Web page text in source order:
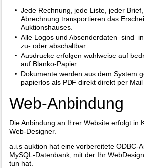
Jede Rechnung, jede Liste, jeder
Abrechnung transportieren das
Auktionshauses.
Alle Logos und Absenderdaten sind
zu- oder abschaltbar
Ausdrucke erfolgen wahlweise auf
auf Blanko-Papier
Dokumente werden aus dem System
papierlos als PDF direkt direkt per
Web-Anbindung
Die Anbindung an Ihrer Website erfolgt in
Web-Designer.
a.i.s auktion hat eine vorbereitete ODBC-
MySQL-Datenbank, mit der Ihr
tun hat.